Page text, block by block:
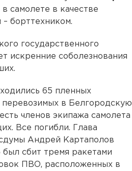
самолете в качестве
борттехником.
государственного
искренние соболезнования
65 пленных
в Белгородскую
членов экипажа самолета
Все погибли. Глава
Андрей Картаполов
сбит тремя ракетами
ПВО, расположенных в